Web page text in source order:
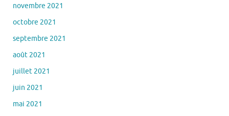
novembre 2021
octobre 2021
septembre 2021
août 2021
juillet 2021
juin 2021
mai 2021